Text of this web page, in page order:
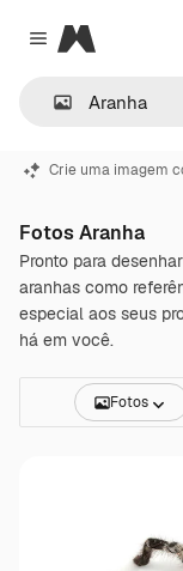
Close menu
Magnific
Crie uma imagem
Fotos Aranha
Pronto para
aranhas como
especial aos seus
há em você.
Fotos